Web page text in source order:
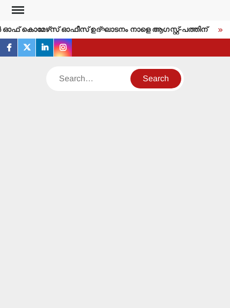
Skip
content
ഓഫ് കൊമേഴ്‌സ് ഓഫീസ് ഉദ്ഘാടനം നാളെ ആഗസ്റ്റ്-പത്തിന്
facebook
twitterlinkedininstagram
Search